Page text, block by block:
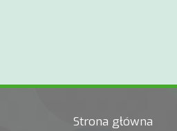
Strona główna